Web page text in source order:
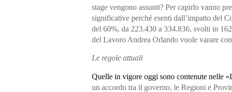
stage vengono assunti? Per capirlo vanno
significative perché esenti dall’impatto del
del 60%, da 223.430 a 334.836, svolti in
del Lavoro Andrea Orlando vuole varare
Le regole attuali
Quelle in vigore oggi sono contenute nelle
un accordo tra il governo, le Regioni e